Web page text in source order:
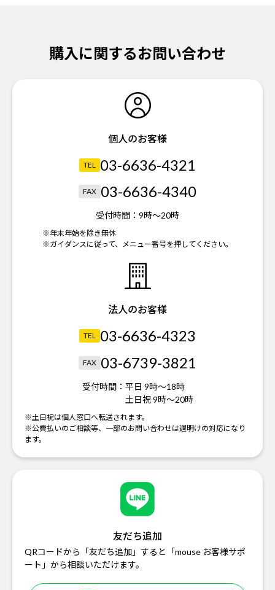
購入に関するお問い合わせ
個人のお客様
TEL 03-6636-4321
FAX 03-6636-4340
受付時間： 9時～20時
※年末年始を除き無休
※ガイダンスに従って、メニュー番号を押してください。
法人のお客様
TEL 03-6636-4323
FAX 03-6739-3821
受付時間： 平日 9時～18時
土日祝 9時～20時
※土日祝は個人窓口へ転送されます。
※公費払いのご相談等、一部のお問い合わせは週明けの対応になり
ます。
友だち追加
QRコードから「友だち追加」すると「mouse お客様サポ
ート」から相談いただけます。